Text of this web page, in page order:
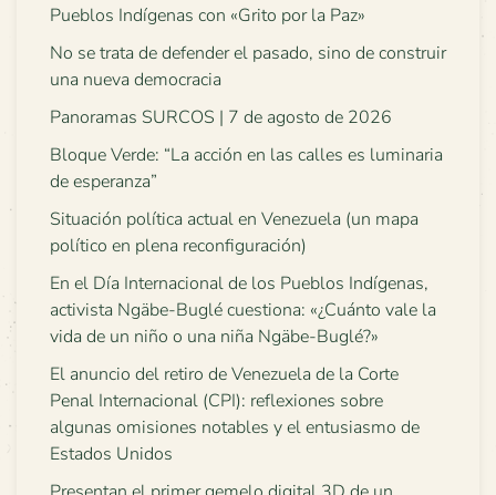
Pueblos Indígenas con «Grito por la Paz»
No se trata de defender el pasado, sino de construir
una nueva democracia
Panoramas SURCOS | 7 de agosto de 2026
Bloque Verde: “La acción en las calles es luminaria
de esperanza”
Situación política actual en Venezuela (un mapa
político en plena reconfiguración)
En el Día Internacional de los Pueblos Indígenas,
activista Ngäbe-Buglé cuestiona: «¿Cuánto vale la
vida de un niño o una niña Ngäbe-Buglé?»
El anuncio del retiro de Venezuela de la Corte
Penal Internacional (CPI): reflexiones sobre
algunas omisiones notables y el entusiasmo de
Estados Unidos